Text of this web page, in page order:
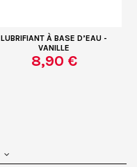
LUBRIFIANT À BASE D’EAU -
VANILLE
8,90 €